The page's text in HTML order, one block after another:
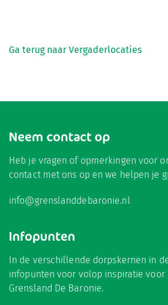
Ga terug naar Vergaderlocaties
Neem contact op
Heb je vragen of opmerkingen voor
contact met ons op en we helpen je
info@grenslanddebaronie.nl
Infopunten
In de verschillende dorpskernen in
infopunten voor volop inspiratie voor
Grensland De Baronie.